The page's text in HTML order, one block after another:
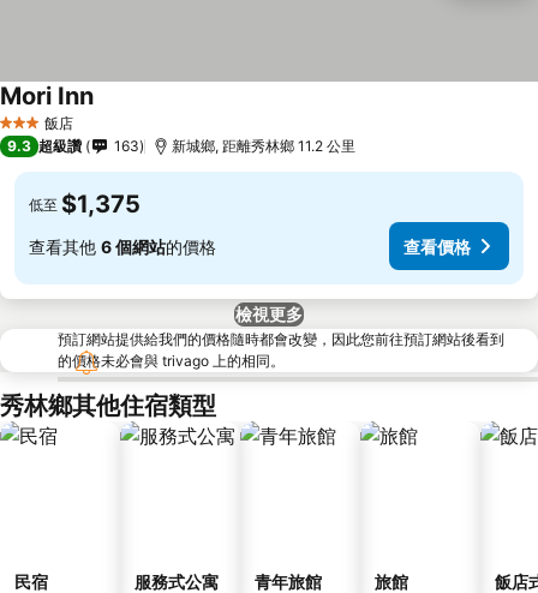
3 星級 飯店
Mori Inn
9.3 超級讚 163 新城鄉, 距離秀林鄉 11.2 公里
低至 $1,375
查看其他 6 個網站的價格 查看價格
檢視更多
預訂網站提供給我們的價格隨時都會改變，因此您前往預訂網站後看到
的價格未必會與 trivago 上的相同。
秀林鄉其他住宿類型
民宿 服務式公寓 青年旅館 旅館 飯店